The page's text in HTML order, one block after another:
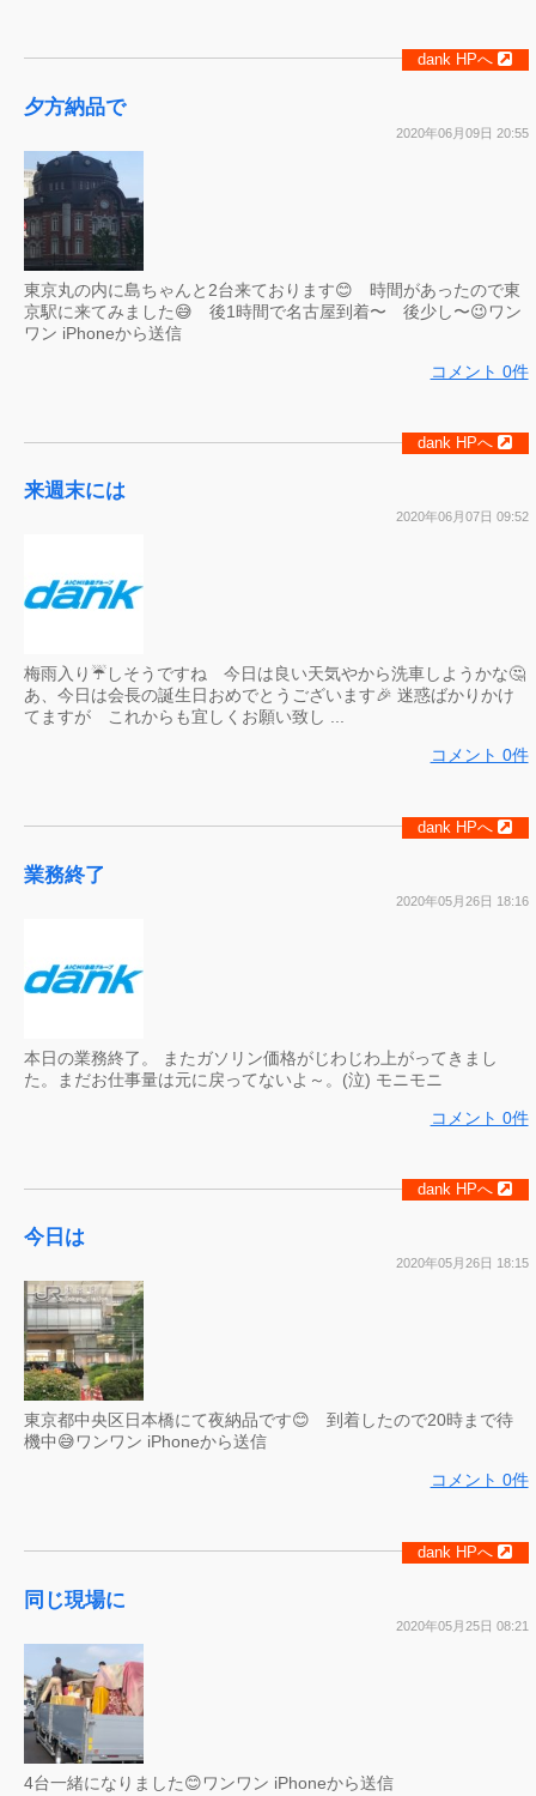
夕方納品で
dank HPへ
2020年06月09日 20:55
東京丸の内に島ちゃんと2台来ております😊 時間があったので東
京駅に来てみました😅 後1時間で名古屋到着〜 後少し〜😉ワン
ワン iPhoneから送信
コメント 0件
来週末には
dank HPへ
2020年06月07日 09:52
梅雨入り☔️しそうですね 今日は良い天気やから洗車しようかな🤔
あ、今日は会長の誕生日おめでとうございます🎉 迷惑ばかりかけ
てますが これからも宜しくお願い致し ...
コメント 0件
業務終了
dank HPへ
2020年05月26日 18:16
本日の業務終了。 またガソリン価格がじわじわ上がってきまし
た。まだお仕事量は元に戻ってないよ～。(泣) モニモニ
コメント 0件
今日は
dank HPへ
2020年05月26日 18:15
東京都中央区日本橋にて夜納品です😊 到着したので20時まで待
機中😅ワンワン iPhoneから送信
コメント 0件
同じ現場に
dank HPへ
2020年05月25日 08:21
4台一緒になりました😊ワンワン iPhoneから送信